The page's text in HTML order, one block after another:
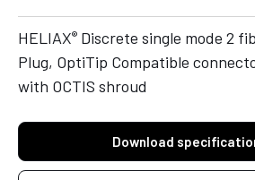
HELIAX® Discrete single mode 2
Plug, OptiTip Compatible
with OCTIS shroud
Download